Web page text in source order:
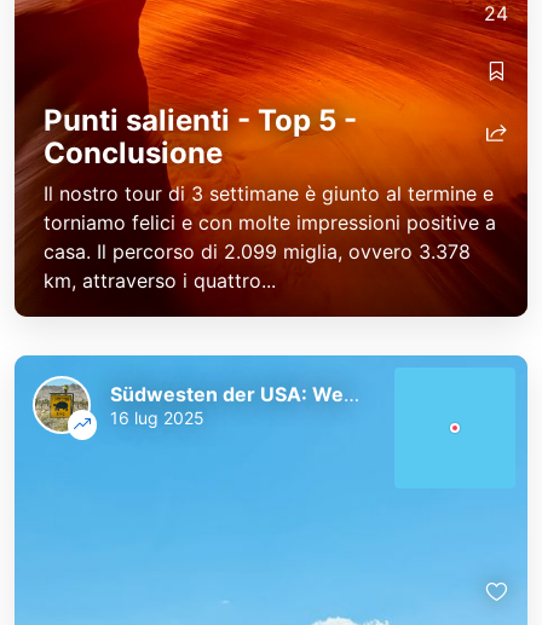
Punti salienti - Top 5 -
Conclusione
Il nostro tour di 3 settimane è giunto al termine e
torniamo felici e con molte impressioni positive a
casa. Il percorso di 2.099 miglia, ovvero 3.378
km, attraverso i quattro...
24
Südwesten der USA: Westküste und Nationalparks
16 lug 2025